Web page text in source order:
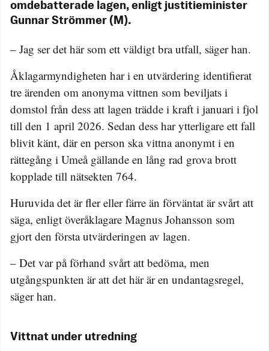
omdebatterade lagen, enligt justitieminister
Gunnar Strömmer (M).
– Jag ser det här som ett väldigt bra utfall, säger han.
Åklagarmyndigheten har i en utvärdering identifierat
tre ärenden om anonyma vittnen som beviljats i
domstol från dess att lagen trädde i kraft i januari i fjol
till den 1 april 2026. Sedan dess har ytterligare ett fall
blivit känt, där en person ska vittna anonymt i en
rättegång i Umeå gällande en lång rad grova brott
kopplade till nätsekten 764.
Huruvida det är fler eller färre än förväntat är svårt att
säga, enligt överåklagare Magnus Johansson som
gjort den första utvärderingen av lagen.
– Det var på förhand svårt att bedöma, men
utgångspunkten är att det här är en undantagsregel,
säger han.
Vittnat under utredning